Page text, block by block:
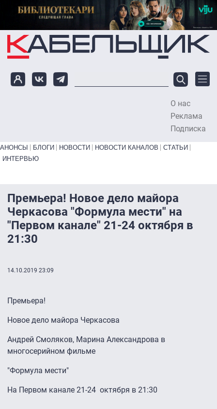
Перейти к основному содержанию
О нас
Реклама
Подписка
Primary links bottom
АНОНСЫ БЛОГИ НОВОСТИ НОВОСТИ КАНАЛОВ
СТАТЬИ
ИНТЕРВЬЮ
Премьера! Новое дело майора
Черкасова "Формула мести" на
"Первом канале" 21-24 октября в
21:30
14.10.2019 23:09
Премьера!
Новое дело майора Черкасова
Андрей Смоляков, Марина Александрова в
многосерийном фильме
"Формула мести"
На Первом канале 21-24 октября в 21:30